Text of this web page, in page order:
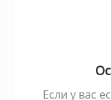
Если у вас